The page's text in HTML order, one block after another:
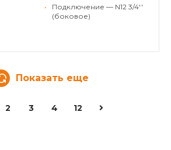
•
Подключение — N12 3/4''
(боковое)
Показать еще
2 3 4 12